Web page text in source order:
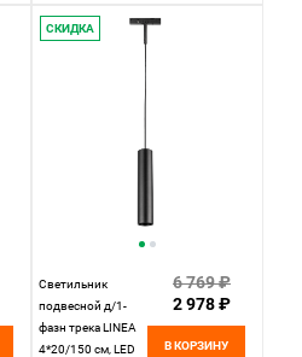
СКИДКА
Светильник
подвесной д/1-
фазн трека LINEA
4*20/150 см, LED
6 769 ₽
2 978 ₽
В КОРЗИНУ